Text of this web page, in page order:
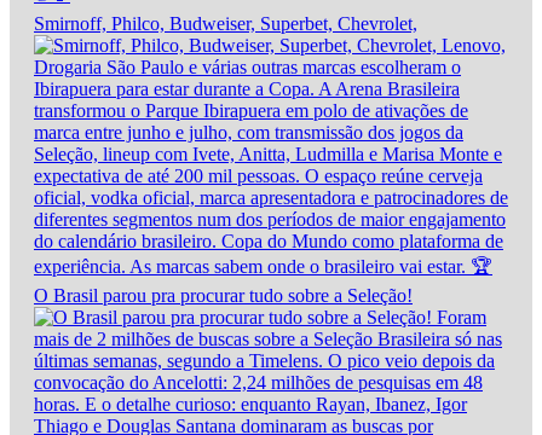
Smirnoff, Philco, Budweiser, Superbet, Chevrolet,
O Brasil parou pra procurar tudo sobre a Seleção!